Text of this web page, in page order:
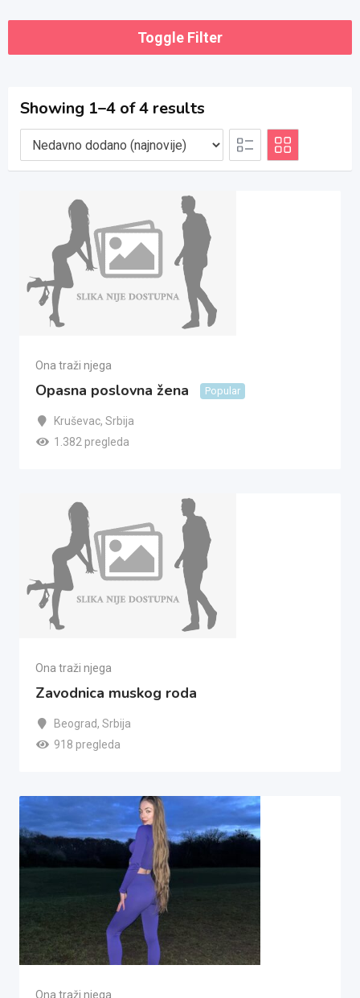
Toggle Filter
Showing 1–4 of 4 results
Ona traži njega
Opasna poslovna žena Popular
Kruševac, Srbija
1.382 pregleda
Ona traži njega
Zavodnica muskog roda
Beograd, Srbija
918 pregleda
Ona traži njega